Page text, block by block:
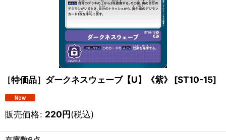
［特価品］ダークネスウェーブ【U】《紫》 [ST10-15]
販売価格: 220円(税込)